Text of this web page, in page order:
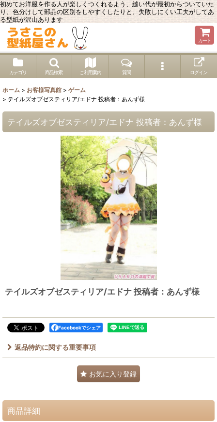
初めてお洋服を作る人が楽しくつくれるよう、縫い代が最初からついていた
り、色分けして部品の区別をしやすくしたりと、失敗しにくい工夫がしてあ
る型紙が沢山あります
カート
カテゴリ 商品検索 ご利用案内 質問 ログイン
ホーム > お客様写真館 > ゲーム
> テイルズオブゼスティリア/エドナ 投稿者：あんず様
テイルズオブゼスティリア/エドナ 投稿者：あんず様
テイルズオブゼスティリア/エドナ 投稿者：あんず様
Facebookでシェア
返品特約に関する重要事項
お気に入り登録
商品詳細